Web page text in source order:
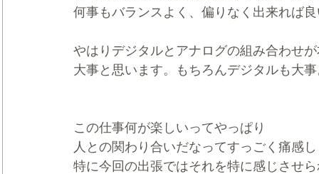
何事もバランスよく、偏りなく出来れば
やはりデジタルとアナログの組み合わせ
大事と思います。もちろんデジタルも大
この仕事何が楽しいってやっぱり
人との関わり合いだなってすっごく痛感
特に今回の出張ではそれを特に感じさせ